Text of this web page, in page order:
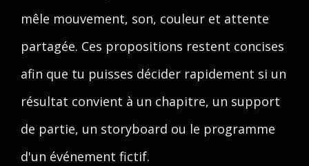
mêle mouvement, son, couleur et attente
partagée. Ces propositions restent concises
afin que tu puisses décider rapidement si un
résultat convient à un chapitre, un support
de partie, un storyboard ou le programme
d'un événement fictif.